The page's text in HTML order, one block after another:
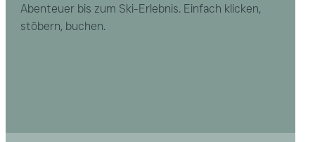
Abenteuer bis zum Ski-Erlebnis. Einfach klicken,
stöbern, buchen.